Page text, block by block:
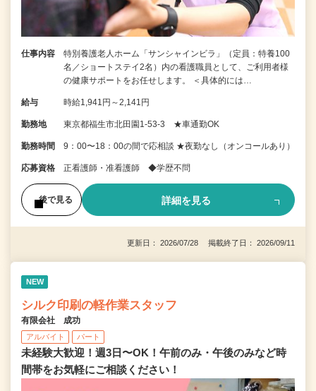
仕事内容
特別養護老人ホーム「サンシャインビラ」（定員：特養100
名／ショートステイ2名）内の看護職員として、ご利用者様
の健康サポートをお任せします。 ＜具体的には…
給与 時給1,941円～2,141円
勤務地 東京都福生市北田園1-53-3 ★車通勤OK
勤務時間 9：00〜18：00の間で応相談 ★夜勤なし（オンコールあり）
応募資格 正看護師・准看護師 ◆学歴不問
後で見る 詳細を見る
更新日： 2026/07/28 掲載終了日： 2026/09/11
NEW
シルク印刷の軽作業スタッフ
有限会社 成功
アルバイト パート
未経験大歓迎！週3日〜OK！午前のみ・午後のみなど時
間帯をお気軽にご相談ください！